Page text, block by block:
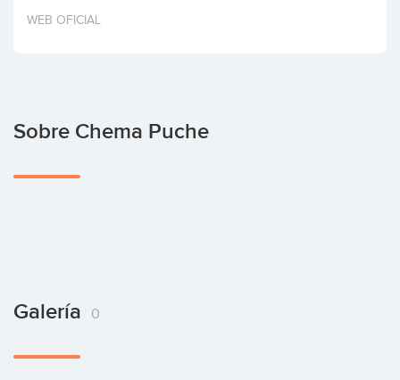
Invertir
WEB OFICIAL
Sobre Chema Puche
Galería 0